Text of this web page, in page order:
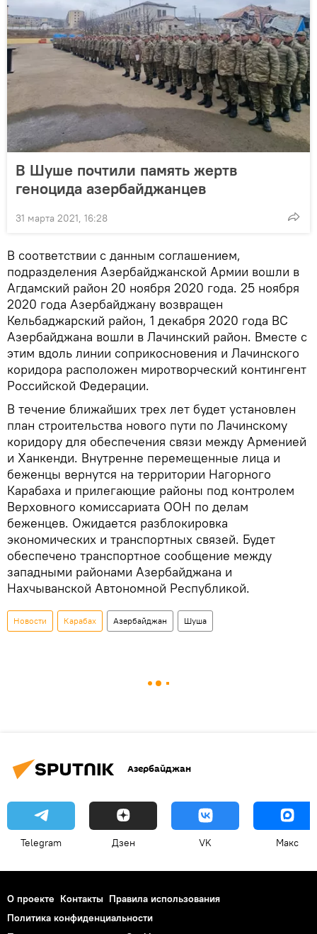
В Шуше почтили память жертв
геноцида азербайджанцев
31 марта 2021, 16:28
В соответствии с данным соглашением,
подразделения Азербайджанской Армии вошли в
Агдамский район 20 ноября 2020 года. 25 ноября
2020 года Азербайджану возвращен
Кельбаджарский район, 1 декабря 2020 года ВС
Азербайджана вошли в Лачинский район. Вместе с
этим вдоль линии соприкосновения и Лачинского
коридора расположен миротворческий контингент
Российской Федерации.
В течение ближайших трех лет будет установлен
план строительства нового пути по Лачинскому
коридору для обеспечения связи между Арменией
и Ханкенди. Внутренне перемещенные лица и
беженцы вернутся на территории Нагорного
Карабаха и прилегающие районы под контролем
Верховного комиссариата ООН по делам
беженцев. Ожидается разблокировка
экономических и транспортных связей. Будет
обеспечено транспортное сообщение между
западными районами Азербайджана и
Нахчыванской Автономной Республикой.
Новости Карабах Азербайджан Шуша
Азербайджан
Telegram Дзен VK Макс
О проекте Контакты Правила использования
Политика конфиденциальности